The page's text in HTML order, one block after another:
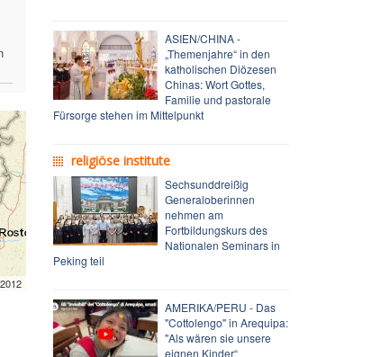
ASIEN/CHINA -
„Themenjahre“ in den
katholischen Diözesen
Chinas: Wort Gottes,
Familie und pastorale
Fürsorge stehen im Mittelpunkt
religiöse institute
Sechsunddreißig
Generaloberinnen
nehmen am
Fortbildungskurs des
Nationalen Seminars in
Peking teil
AMERIKA/PERU - Das
"Cottolengo" in Arequipa:
"Als wären sie unsere
eignen Kinder“